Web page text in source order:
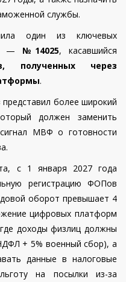
службы.
один из ключевых
— №14025, касавшийся
полученных через
.
более широкий
должен заменить
МВФ о готовности
с 1 января 2027 года
регистрацию ФОПов
оборот превышает 4
цифровых платформ
доходы физлиц должны
+ 5% военный сбор), а
данные в налоговые
на посылки из-за